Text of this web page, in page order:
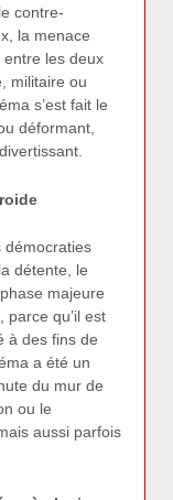
contre-
la menace
entre les deux
militaire ou
s’est fait le
déformant,
démocraties
détente, le
majeure
parce qu’il est
à des fins de
a été un
du mur de
ou le
aussi parfois